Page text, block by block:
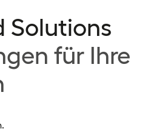
Solutions
für Ihre